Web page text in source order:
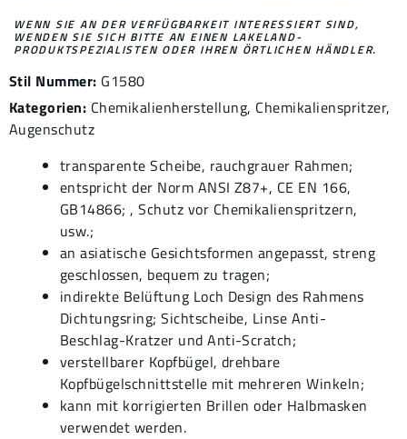
WENN SIE AN DER VERFÜGBARKEIT INTERESSIERT SIND,
WENDEN SIE SICH BITTE AN EINEN LAKELAND-
PRODUKTSPEZIALISTEN ODER IHREN ÖRTLICHEN HÄNDLER.
Stil Nummer: G1580
Kategorien: Chemikalienherstellung, Chemikalienspritzer,
Augenschutz
transparente Scheibe, rauchgrauer Rahmen;
entspricht der Norm ANSI Z87+, CE EN 166,
GB14866; , Schutz vor Chemikalienspritzern,
usw.;
an asiatische Gesichtsformen angepasst, streng
geschlossen, bequem zu tragen;
indirekte Belüftung Loch Design des Rahmens
Dichtungsring; Sichtscheibe, Linse Anti-
Beschlag-Kratzer und Anti-Scratch;
verstellbarer Kopfbügel, drehbare
Kopfbügelschnittstelle mit mehreren Winkeln;
kann mit korrigierten Brillen oder Halbmasken
verwendet werden.